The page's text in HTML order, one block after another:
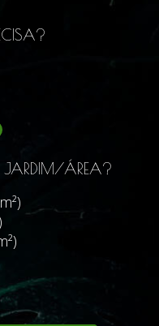
ÁREA?